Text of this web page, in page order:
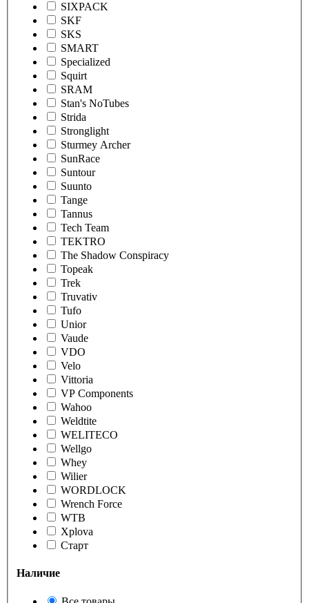
SIXPACK
SKF
SKS
SMART
Specialized
Squirt
SRAM
Stan's NoTubes
Strida
Stronglight
Sturmey Archer
SunRace
Suntour
Suunto
Tange
Tannus
Tech Team
TEKTRO
The Shadow Conspiracy
Topeak
Trek
Truvativ
Tufo
Unior
Vaude
VDO
Velo
Vittoria
VP Components
Wahoo
Weldtite
WELITECO
Wellgo
Whey
Wilier
WORDLOCK
Wrench Force
WTB
Xplova
Старт
Наличие